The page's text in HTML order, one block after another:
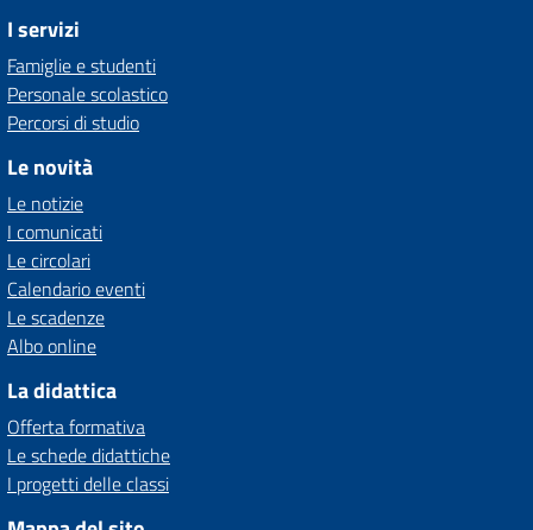
I servizi
Famiglie e studenti
Personale scolastico
Percorsi di studio
Le novità
Le notizie
I comunicati
Le circolari
Calendario eventi
Le scadenze
Albo online
La didattica
Offerta formativa
Le schede didattiche
I progetti delle classi